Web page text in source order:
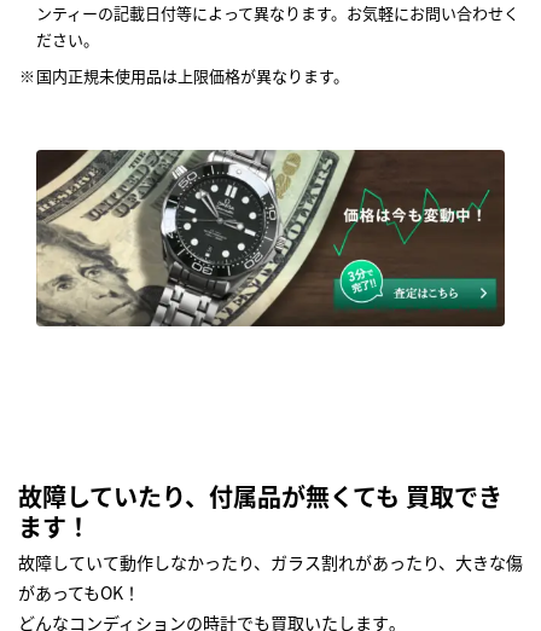
ンティーの記載日付等によって異なります。お気軽にお問い合わせく
ださい。
国内正規未使用品は上限価格が異なります。
故障していたり、付属品が無くても 買取でき
ます！
故障していて動作しなかったり、ガラス割れがあったり、大きな傷
があってもOK！
どんなコンディションの時計でも買取いたします｡